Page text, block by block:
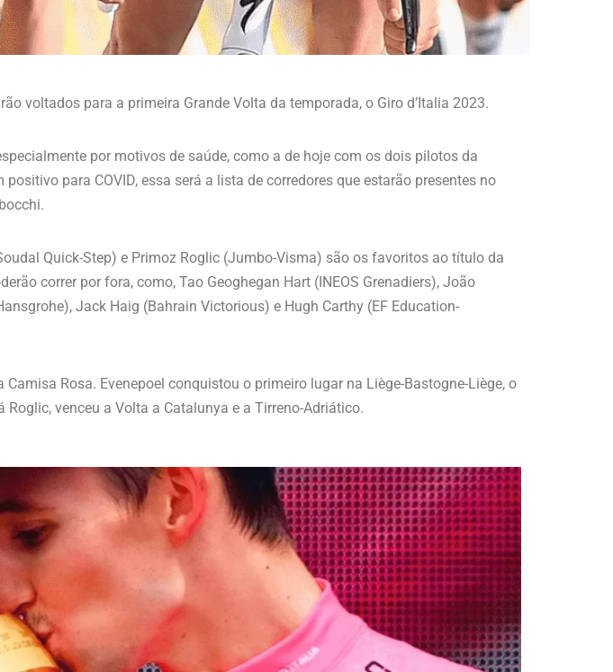
voltados para a primeira Grande Volta da temporada, o Giro d’Italia 2023.
por motivos de saúde, como a de hoje com os dois pilotos da
para COVID, essa será a lista de corredores que estarão presentes no
Quick-Step) e Primoz Roglic (Jumbo-Visma) são os favoritos ao título da
correr por fora, como, Tao Geoghegan Hart (INEOS Grenadiers), João
Jack Haig (Bahrain Victorious) e Hugh Carthy (EF Education-
Rosa. Evenepoel conquistou o primeiro lugar na Liège-Bastogne-Liège, o
venceu a Volta a Catalunya e a Tirreno-Adriático.